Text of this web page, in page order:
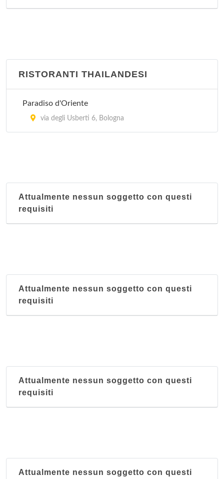
RISTORANTI THAILANDESI
Paradiso d'Oriente
via degli Usberti 6, Bologna
Attualmente nessun soggetto con questi
requisiti
Attualmente nessun soggetto con questi
requisiti
Attualmente nessun soggetto con questi
requisiti
Attualmente nessun soggetto con questi